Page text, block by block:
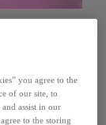
negli ultimi
superare gli
Ne parla
you agree to the
of our site, to
assist in our
to the storing